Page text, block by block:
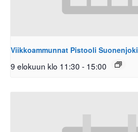
Viikkoammunnat Pistooli Suonenjoki
9 elokuun klo 11:30 - 15:00